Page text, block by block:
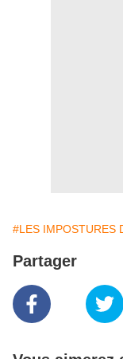
#LES IMPOSTURES
Partager